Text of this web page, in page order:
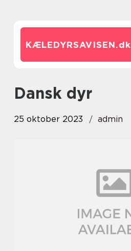
KÆLEDYRSAVISEN.dk
dansk dyr
25 oktober 2023 admin